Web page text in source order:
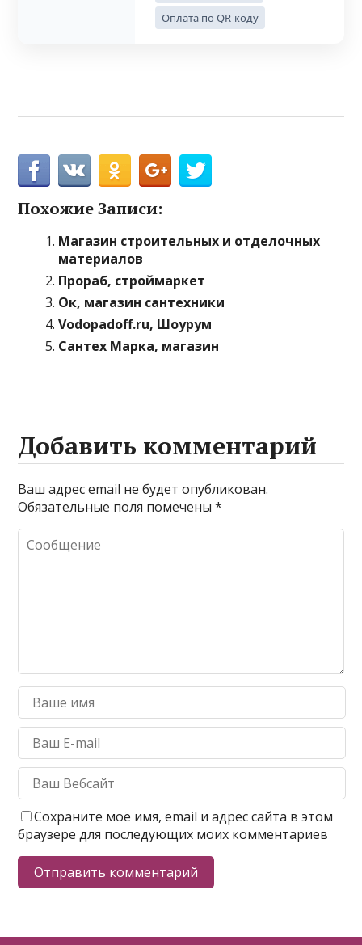
Оплата по QR-коду
Похожие Записи:
Магазин строительных и отделочных
материалов
Прораб, строймаркет
Ок, магазин сантехники
Vodopadoff.ru, Шоурум
Сантех Марка, магазин
Добавить комментарий
Ваш адрес email не будет опубликован.
Обязательные поля помечены*
Сохраните моё имя, email и адрес сайта в этом
браузере для последующих моих комментариев